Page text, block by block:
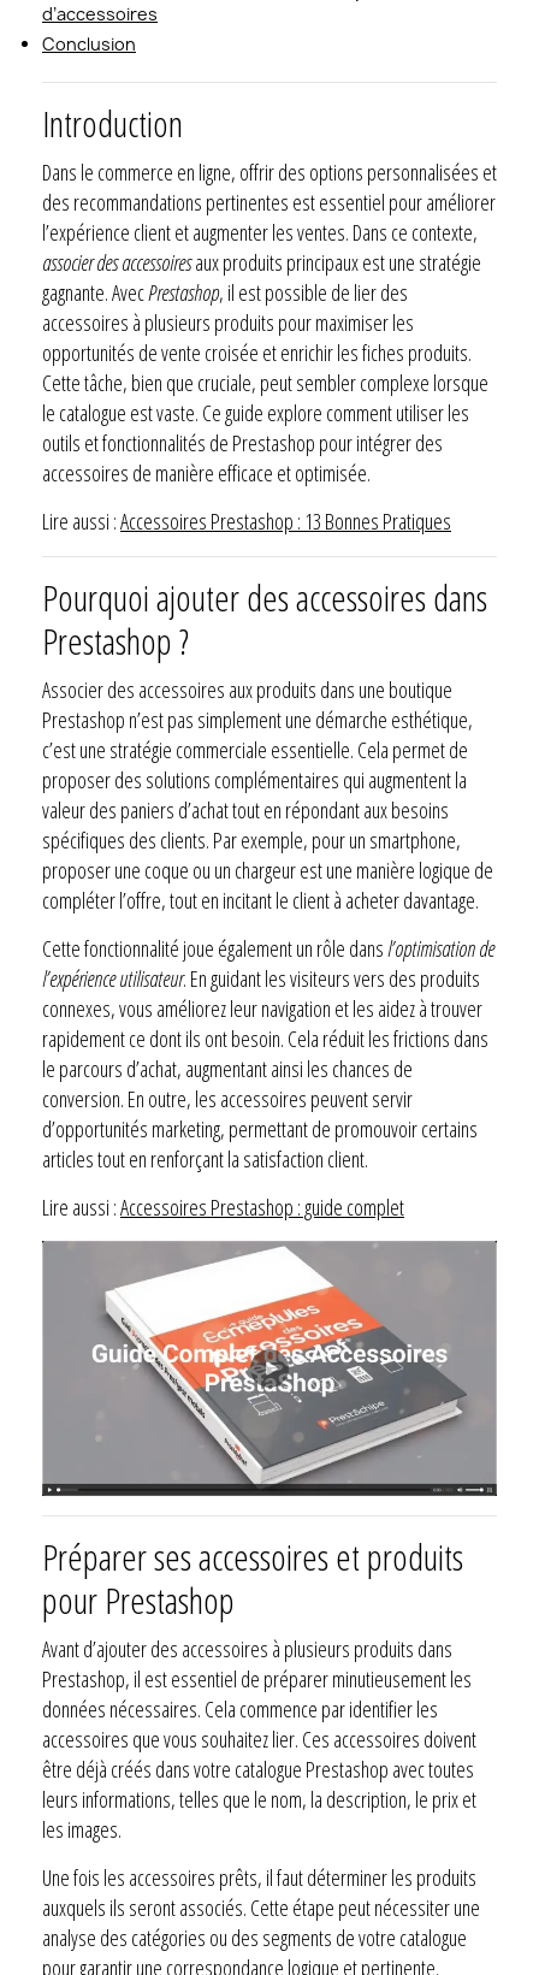
d’accessoires
Conclusion
Introduction
Dans le commerce en ligne, offrir des options personnalisées et
des recommandations pertinentes est essentiel pour améliorer
l’expérience client et augmenter les ventes. Dans ce contexte,
associer des accessoiresaux produits principaux est une stratégie
gagnante. AvecPrestashop, il est possible de lier des
accessoires à plusieurs produits pour maximiser les
opportunités de vente croisée et enrichir les fiches produits.
Cette tâche, bien que cruciale, peut sembler complexe lorsque
le catalogue est vaste. Ce guide explore comment utiliser les
outils et fonctionnalités de Prestashop pour intégrer des
accessoires de manière efficace et optimisée.
Lire aussi :Accessoires Prestashop : 13 Bonnes Pratiques
Pourquoi ajouter des accessoires dans
Prestashop ?
Associer des accessoires aux produits dans une boutique
Prestashop n’est pas simplement une démarche esthétique,
c’est une stratégie commerciale essentielle. Cela permet de
proposer des solutions complémentaires qui augmentent la
valeur des paniers d’achat tout en répondant aux besoins
spécifiques des clients. Par exemple, pour un smartphone,
proposer une coque ou un chargeur est une manière logique de
compléter l’offre, tout en incitant le client à acheter davantage.
Cette fonctionnalité joue également un rôle dans l’optimisation de
l’expérience utilisateur. En guidant les visiteurs vers des produits
connexes, vous améliorez leur navigation et les aidez à trouver
rapidement ce dont ils ont besoin. Cela réduit les frictions dans
le parcours d’achat, augmentant ainsi les chances de
conversion. En outre, les accessoires peuvent servir
d’opportunités marketing, permettant de promouvoir certains
articles tout en renforçant la satisfaction client.
Lire aussi :Accessoires Prestashop : guide complet
Préparer ses accessoires et produits
pour Prestashop
Avant d’ajouter des accessoires à plusieurs produits dans
Prestashop, il est essentiel de préparer minutieusement les
données nécessaires. Cela commence par identifier les
accessoires que vous souhaitez lier. Ces accessoires doivent
être déjà créés dans votre catalogue Prestashop avec toutes
leurs informations, telles que le nom, la description, le prix et
les images.
Une fois les accessoires prêts, il faut déterminer les produits
auxquels ils seront associés. Cette étape peut nécessiter une
analyse des catégories ou des segments de votre catalogue
pour garantir une correspondance logique et pertinente.